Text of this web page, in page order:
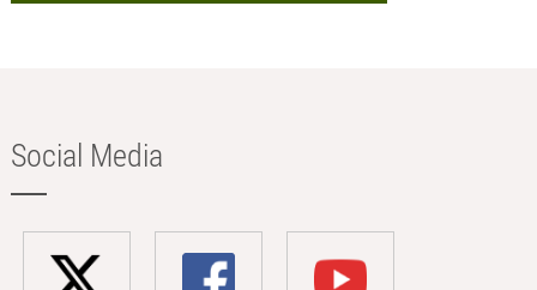
Social Media